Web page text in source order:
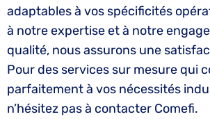
adaptables à vos spécificités
à notre expertise et à notre
qualité, nous assurons une
Pour des services sur mesure qui
parfaitement à vos nécessités
n’hésitez pas à contacter Comefi.